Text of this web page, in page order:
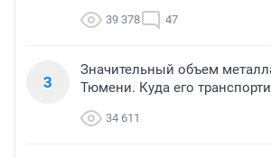
39 378 47
3
Значительный объем
Тюмени. Куда его
34 611